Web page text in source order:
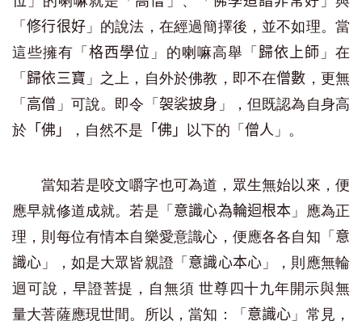
「修行很好」的說法，在經過簡擇後，並不如理。當
這些擁有「格西學位 」的喇嘛高舉「 歸依上師 」在
「歸依三寶 」之上，自外於佛教，即不在僧數 ，更無
「 高僧 」可說。即令「 袈裟披身 」，但既認為自身高
於 「佛」 ，自然不是 「佛」 以下的「 僧人 」。
當知若是咬文嚼字也可為道，眾生無始以來，便
應早就修道成就。若是「 意識心為輪迴根本 」應為正
理，則每位有情本自樂愛意識心，便應各各自知「 意
識心 」，如是大眾皆親證「 意識心本心 」，則應無輪
迴可說，早證菩提，自無須 世尊四十九年開示與無
量大菩薩應現世間。所以，當知：「 意識心 」常見，